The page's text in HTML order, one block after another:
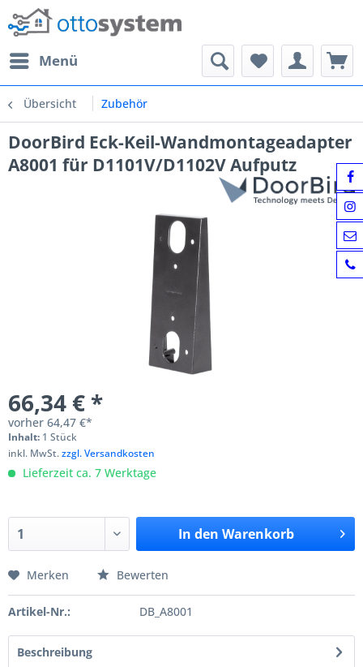
Menü
Übersicht Zubehör
DoorBird Eck-Keil-Wandmontageadapter
A8001 für D1101V/D1102V Aufputz
66,34 € *
vorher 64,47 €*
Inhalt: 1 Stück
inkl. MwSt.zzgl. Versandkosten
Lieferzeit ca. 7 Werktage
In den Warenkorb
Merken Bewerten
Artikel-Nr.: DB_A8001
Beschreibung